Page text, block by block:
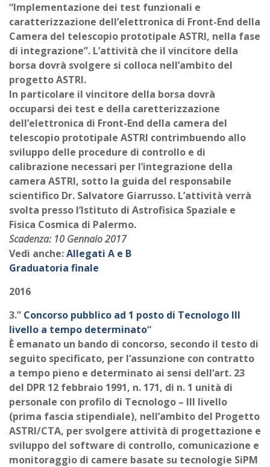
“Implementazione dei test funzionali e
caratterizzazione dell’elettronica di Front-End della
Camera del telescopio prototipale ASTRI, nella fase
di integrazione”. L’attività che il vincitore della
borsa dovrà svolgere si colloca nell’ambito del
progetto ASTRI.
In particolare il vincitore della borsa dovrà
occuparsi dei test e della caretterizzazione
dell’elettronica di Front-End della camera del
telescopio prototipale ASTRI contrimbuendo allo
sviluppo delle procedure di controllo e di
calibrazione necessari per l’integrazione della
camera ASTRI, sotto la guida del responsabile
scientifico Dr. Salvatore Giarrusso. L’attività verrà
svolta presso l’Istituto di Astrofisica Spaziale e
Fisica Cosmica di Palermo.
Scadenza: 10 Gennaio 2017
Vedi anche:Allegati A e B
Graduatoria finale
2016
3.” Concorso pubblico ad 1 posto di Tecnologo III
livello a tempo determinato“
È emanato un bando di concorso, secondo il testo di
seguito specificato, per l’assunzione con contratto
a tempo pieno e determinato ai sensi dell’art. 23
del DPR 12 febbraio 1991, n. 171, di n. 1 unità di
personale con profilo di Tecnologo – III livello
(prima fascia stipendiale), nell’ambito del Progetto
ASTRI/CTA, per svolgere attività di progettazione e
sviluppo del software di controllo, comunicazione e
monitoraggio di camere basate su tecnologie SiPM